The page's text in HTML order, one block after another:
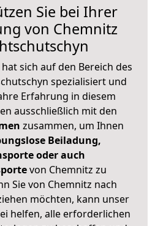
Sie bei Ihrer
von Chemnitz
sich auf den Bereich des
spezialisiert und
Erfahrung in diesem
ausschließlich mit den
zusammen, um Ihnen
Beiladung,
oder auch
von Chemnitz zu
Sie von Chemnitz nach
möchten, kann unser
helfen, alle erforderlichen